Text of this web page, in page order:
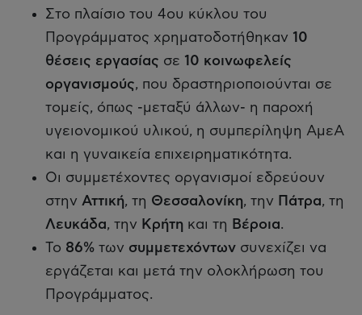
Στο πλαίσιο του 4ου κύκλου του
Προγράμματος χρηματοδοτήθηκαν 10
θέσεις εργασίας σε 10 κοινωφελείς
οργανισμούς, που δραστηριοποιούνται σε
τομείς, όπως -μεταξύ άλλων- η παροχή
υγειονομικού υλικού, η συμπερίληψη ΑμεΑ
και η γυναικεία επιχειρηματικότητα.
Οι συμμετέχοντες οργανισμοί εδρεύουν
στην Αττική, τη Θεσσαλονίκη, την Πάτρα, τη
Λευκάδα, την Κρήτη και τη Βέροια.
Το 86% των συμμετεχόντων συνεχίζει να
εργάζεται και μετά την ολοκλήρωση του
Προγράμματος.